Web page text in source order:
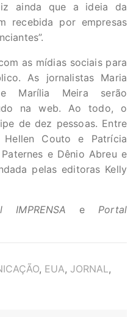
ainda que a ideia da
recebida por empresas
as mídias sociais para
As jornalistas Maria
Marília Meira serão
na web. Ao todo, o
de dez pessoas. Entre
Couto e Patrícia
e Dênio Abreu e
pelas editoras Kelly
IMPRENSA ePortal
, EUA, JORNAL,